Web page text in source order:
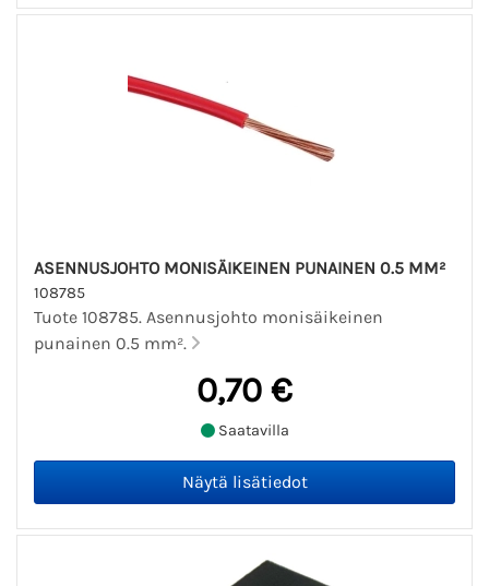
ASENNUSJOHTO MONISÄIKEINEN PUNAINEN 0.5 MM²
108785
Tuote 108785. Asennusjohto monisäikeinen
punainen 0.5 mm².
0,70 €
Saatavilla